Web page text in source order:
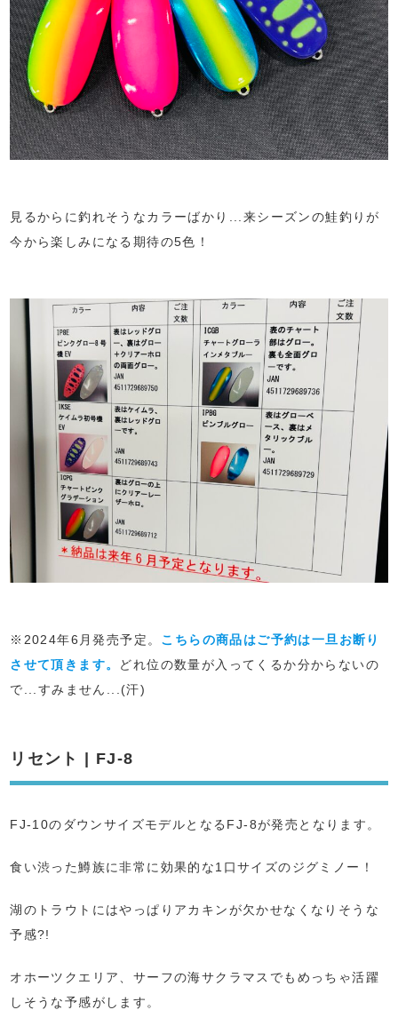
見るからに釣れそうなカラーばかり...来シーズンの鮭釣りが
今から楽しみになる期待の5色！
※2024年6月発売予定。 こちらの商品はご予約は一旦お断り
させて頂きます。 どれ位の数量が入ってくるか分からないの
で...すみません...(汗)
リセント | FJ-8
FJ-10のダウンサイズモデルとなるFJ-8が発売となります。
食い渋った鱒族に非常に効果的な1口サイズのジグミノー！
湖のトラウトにはやっぱりアカキンが欠かせなくなりそうな
予感?!
オホーツクエリア、サーフの海サクラマスでもめっちゃ活躍
しそうな予感がします。